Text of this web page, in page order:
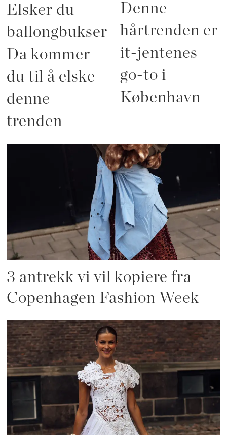
Elsker du
ballongbukser?
Da kommer
du til å elske
denne
trenden
Denne
hårtrenden er
it-jentenes
go-to i
København
3 antrekk vi vil kopiere fra
Copenhagen Fashion Week